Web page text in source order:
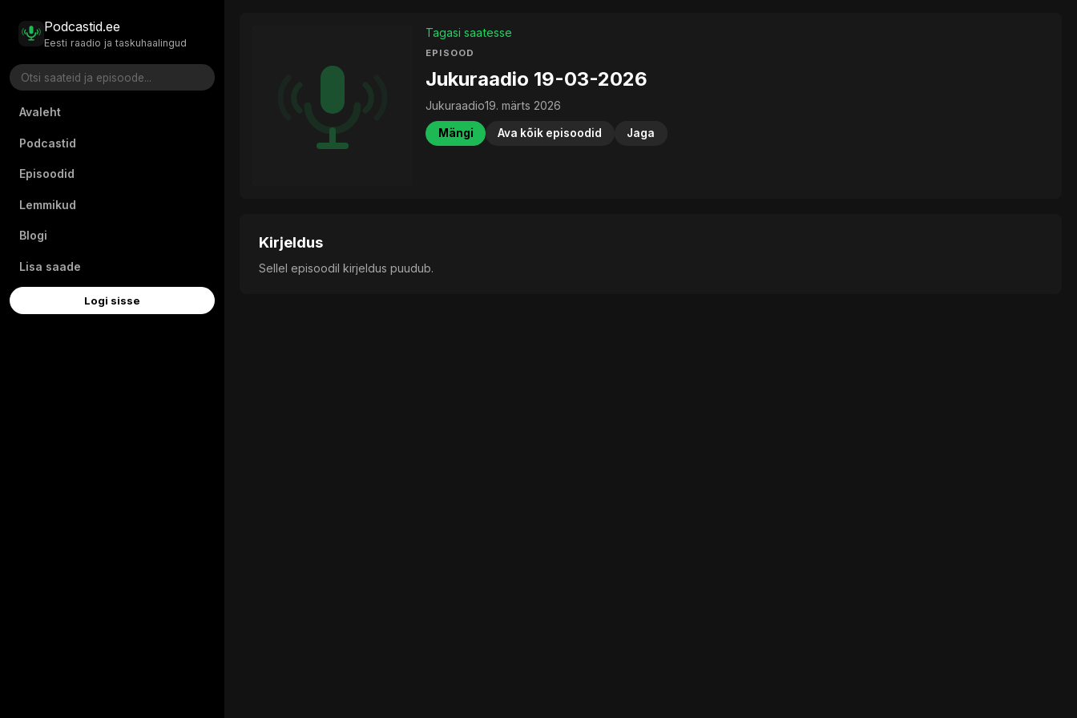
Podcastid.ee
Eesti raadio ja taskuhaalingud
Avaleht
Podcastid
Episoodid
Lemmikud
Blogi
Lisa saade
Logi sisse
Tagasi saatesse
EPISOOD
Jukuraadio 19-03-2026
Jukuraadio19. märts 2026
Mängi Ava kõik episoodid Jaga
Kirjeldus
Sellel episoodil kirjeldus puudub.